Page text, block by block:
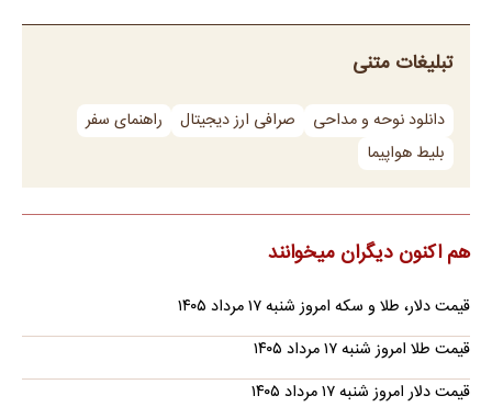
تبلیغات متنی
دانلود نوحه و مداحی صرافی ارز دیجیتال
راهنمای سفر
بلیط هواپیما
هم اکنون دیگران میخوانند
قیمت دلار، طلا و سکه امروز شنبه ۱۷ مرداد ۱۴۰۵
قیمت طلا امروز شنبه ۱۷ مرداد ۱۴۰۵
قیمت دلار امروز شنبه ۱۷ مرداد ۱۴۰۵